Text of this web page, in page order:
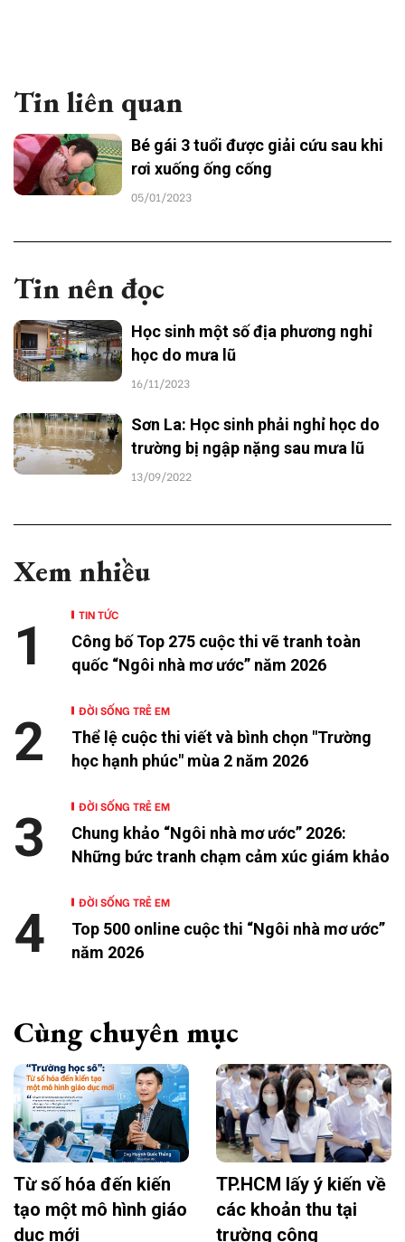
Tin liên quan
Bé gái 3 tuổi được giải cứu sau khi
rơi xuống ống cống
05/01/2023
Tin nên đọc
Học sinh một số địa phương nghỉ
học do mưa lũ
16/11/2023
Sơn La: Học sinh phải nghỉ học do
trường bị ngập nặng sau mưa lũ
13/09/2022
Xem nhiều
TIN TỨC
Công bố Top 275 cuộc thi vẽ tranh toàn
quốc “Ngôi nhà mơ ước” năm 2026
1
ĐỜI SỐNG TRẺ EM
Thể lệ cuộc thi viết và bình chọn "Trường
học hạnh phúc" mùa 2 năm 2026
2
ĐỜI SỐNG TRẺ EM
Chung khảo “Ngôi nhà mơ ước” 2026:
Những bức tranh chạm cảm xúc giám khảo
3
ĐỜI SỐNG TRẺ EM
Top 500 online cuộc thi “Ngôi nhà mơ ước”
năm 2026
4
Cùng chuyên mục
Từ số hóa đến kiến
tạo một mô hình giáo
dục mới
TP.HCM lấy ý kiến về
các khoản thu tại
trường công